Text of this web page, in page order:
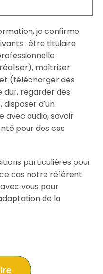
je confirme
: être titulaire
maîtriser
(télécharger des
dur, regarder des
d’un
avec audio, savoir
pour des cas
particulières pour
cas notre référent
vous pour
de la